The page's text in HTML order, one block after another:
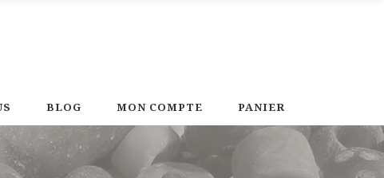
BLOG MON COMPTE PANIER